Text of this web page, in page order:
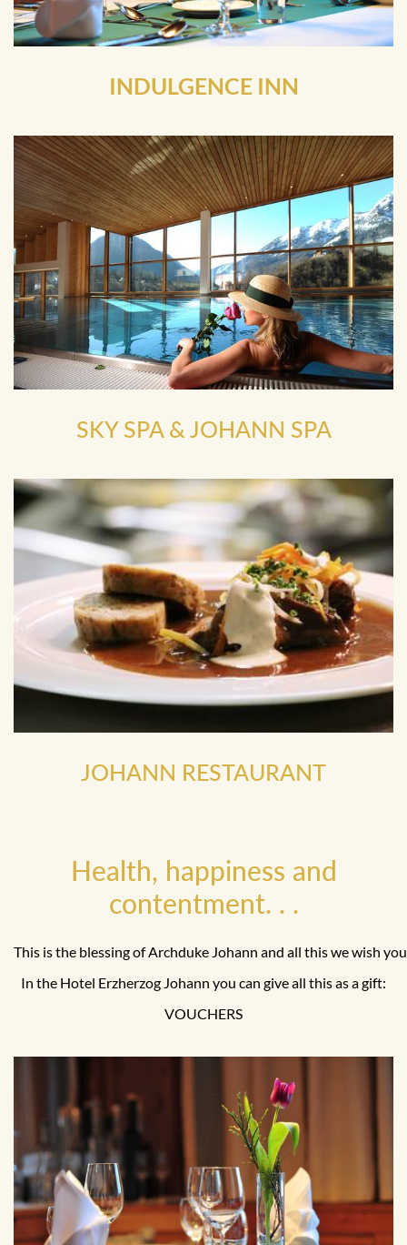
INDULGENCE INN
SKY SPA& JOHANN SPA
JOHANN RESTAURANT
Health, happiness and
contentment. . .
This is the blessing of Archduke Johann and all this we wish
In the Hotel Erzherzog Johann you can give all this as a gift:
VOUCHERS